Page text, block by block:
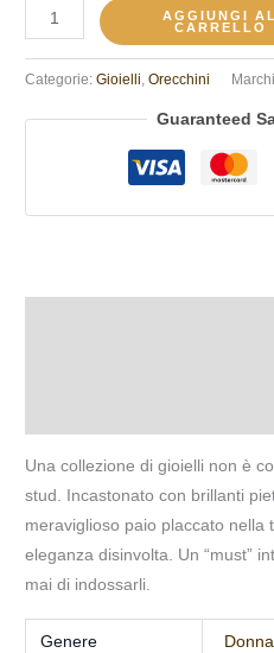
AGGIUNGI AL
CARRELLO
Categorie:Gioielli,Orecchini
Guaranteed
Una collezione di gioielli non è
stud. Incastonato con brillanti
meraviglioso paio placcato nella
eleganza disinvolta. Un “must”
mai di indossarli.
Genere Donna